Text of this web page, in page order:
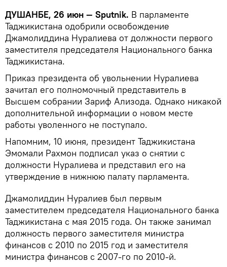
ДУШАНБЕ, 26 июн — Sputnik. В парламенте
Таджикистана одобрили освобождение
Джамолиддина Нуралиева от должности первого
заместителя председателя Национального банка
Таджикистана.
Приказ президента об увольнении Нуралиева
зачитал его полномочный представитель в
Высшем собрании Зариф Ализода. Однако никакой
дополнительной информации о новом месте
работы уволенного не поступало.
Напомним, 10 июня, президент Таджикистана
Эмомали Рахмон подписал указ о снятии с
должности Нуралиева и представил его на
утверждение в нижнюю палату парламента.
Джамолиддин Нуралиев был первым
заместителем председателя Национального банка
Таджикистана с мая 2015 года. Он также занимал
должность первого заместителя министра
финансов с 2010 по 2015 год и заместителя
министра финансов с 2007-го по 2010-й.